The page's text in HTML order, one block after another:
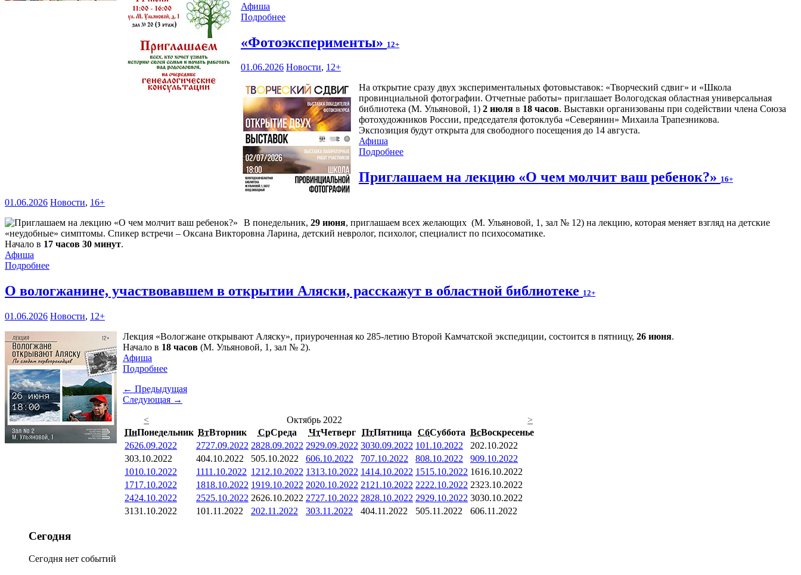
Афиша
Подробнее
«Фотоэксперименты» 12+
01.06.2026 Новости, 12+
На открытие сразу двух экспериментальных фотовыставок: «Творческий сдвиг» и «Школа
провинциальной фотографии. Отчетные работы» приглашает Вологодская областная универсальная
библиотека (М. Ульяновой, 1) 2 июля в 18 часов. Выставки организованы при содействии члена Союза
фотохудожников России, председателя фотоклуба «Северянин» Михаила Трапезникова.
Экспозиция будут открыта для свободного посещения до 14 августа.
Афиша
Подробнее
Приглашаем на лекцию «О чем молчит ваш ребенок?» 16+
01.06.2026 Новости, 16+
В понедельник, 29 июня, приглашаем всех желающих (М. Ульяновой, 1, зал № 12) на лекцию, которая меняет взгляд на детские
«неудобные» симптомы. Спикер встречи – Оксана Викторовна Ларина, детский невролог, психолог, специалист по психосоматике.
Начало в 17 часов 30 минут.
Афиша
Подробнее
О вологжанине, участвовавшем в открытии Аляски, расскажут в областной библиотеке 12+
01.06.2026 Новости, 12+
Лекция «Вологжане открывают Аляску», приуроченная ко 285-летию Второй Камчатской экспедиции, состоится в пятницу, 26 июня.
Начало в 18 часов (М. Ульяновой, 1, зал № 2).
Афиша
Подробнее
← Предыдущая
Следующая →
<
Октябрь 2022
>
ПнПонедельник ВтВторник СрСреда ЧтЧетверг ПтПятница СбСуббота ВсВоскресенье
2626.09.2022 2727.09.2022 2828.09.2022 2929.09.2022 3030.09.2022 101.10.2022 202.10.2022
303.10.2022 404.10.2022 505.10.2022 606.10.2022 707.10.2022 808.10.2022 909.10.2022
1010.10.2022 1111.10.2022 1212.10.2022 1313.10.2022 1414.10.2022 1515.10.2022 1616.10.2022
1717.10.2022 1818.10.2022 1919.10.2022 2020.10.2022 21 21.10.2022 2222.10.2022 2323.10.2022
2424.10.2022 2525.10.2022 2626.10.2022 2727.10.2022 2828.10.2022 2929.10.2022 3030.10.2022
3131.10.2022 101.11.2022 202.11.2022 303.11.2022 404.11.2022 505.11.2022 606.11.2022
Сегодня
Сегодня нет событий